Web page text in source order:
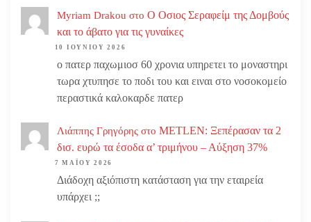
Myriam Drakou στο Ο Οσιος Σεραφείμ της Δομβούς
και το άβατο για τις γυναίκες
10 ΙΟΥΝΊΟΥ 2026
ο πατερ παχωμιοσ 60 χρονια υπηρετει το μοναστηρι
τωρα χτυπησε το ποδι του και ειναι στο νοσοκομείο
περαστικά καλοκαρδε πατερ
Λιάππης Γρηγόρης στο METLEN: Ξεπέρασαν τα 2
δισ. ευρώ τα έσοδα α’ τριμήνου – Αύξηση 37%
7 ΜΑΪ́ΟΥ 2026
Διάδοχη αξιόπιστη κατάσταση για την εταιρεία
υπάρχει ;;